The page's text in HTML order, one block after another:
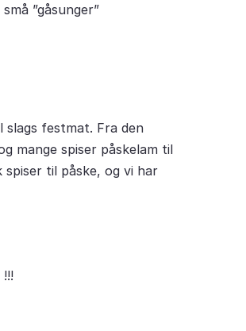
”gåsunger”
slags festmat. Fra den
mange spiser påskelam til
til påske, og vi har